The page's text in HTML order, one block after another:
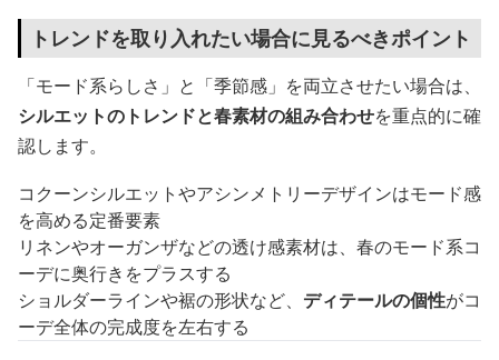
トレンドを取り入れたい場合に見るべきポイント
「モード系らしさ」と「季節感」を両立させたい場合は、
シルエットのトレンドと春素材の組み合わせを重点的に確
認します。
コクーンシルエットやアシンメトリーデザインはモード感
を高める定番要素
リネンやオーガンザなどの透け感素材は、春のモード系コ
ーデに奥行きをプラスする
ショルダーラインや裾の形状など、 ディテールの個性がコ
ーデ全体の完成度を左右する